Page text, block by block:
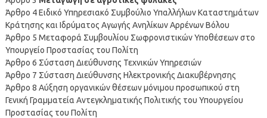
Άρθρο 4 Ειδικό Υπηρεσιακό Συμβούλιο Υπαλλήλων Καταστημάτων
Κράτησης και Ιδρύματος Αγωγής Ανηλίκων Αρρένων Βόλου
Άρθρο 5 Μεταφορά Συμβουλίου Σωφρονιστικών Υποθέσεων στο
Υπουργείο Προστασίας του Πολίτη
Άρθρο 6 Σύσταση Διεύθυνσης Τεχνικών Υπηρεσιών
Άρθρο 7 Σύσταση Διεύθυνσης Ηλεκτρονικής Διακυβέρνησης
Άρθρο 8 Αύξηση οργανικών θέσεων μόνιμου προσωπικού στη
Γενική Γραμματεία Αντεγκληματικής Πολιτικής του Υπουργείου
Προστασίας του Πολίτη